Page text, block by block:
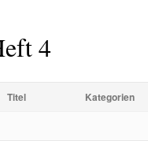
4
Titel Kategorien